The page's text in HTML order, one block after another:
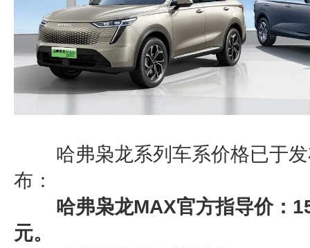
哈弗枭龙系列车系价格已于
布：
哈弗枭龙MAX官方指导价：
元。